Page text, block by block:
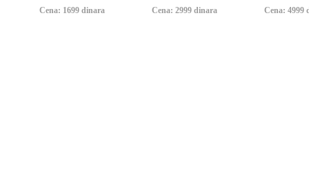
Cena: 1699 dinara Cena: 2999 dinara Cena: 4999